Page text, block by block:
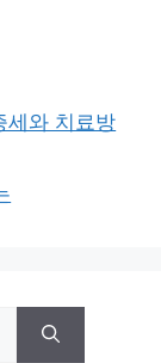
세와 치료방